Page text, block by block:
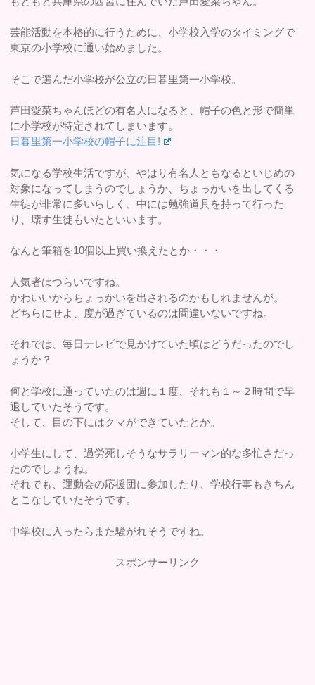
芸能活動を本格的に行うために、小学校入学のタイミングで
東京の小学校に通い始めました。
そこで選んだ小学校が公立の日暮里第一小学校。
芦田愛菜ちゃんほどの有名人になると、帽子の色と形で簡単
に小学校が特定されてしまいます。
日暮里第一小学校の帽子に注目!
気になる学校生活ですが、やはり有名人ともなるといじめの
対象になってしまうのでしょうか、ちょっかいを出してくる
生徒が非常に多いらしく、中には勉強道具を持って行った
り、壊す生徒もいたといいます。
なんと筆箱を10個以上買い換えたとか・・・
人気者はつらいですね。
かわいいからちょっかいを出されるのかもしれませんが。
どちらにせよ、度が過ぎているのは間違いないですね。
それでは、毎日テレビで見かけていた頃はどうだったのでし
ょうか？
何と学校に通っていたのは週に１度、それも１～２時間で早
退していたそうです。
そして、目の下にはクマができていたとか。
小学生にして、過労死しそうなサラリーマン的な多忙さだっ
たのでしょうね。
それでも、運動会の応援団に参加したり、学校行事もきちん
とこなしていたそうです。
中学校に入ったらまた騒がれそうですね。
スポンサーリンク